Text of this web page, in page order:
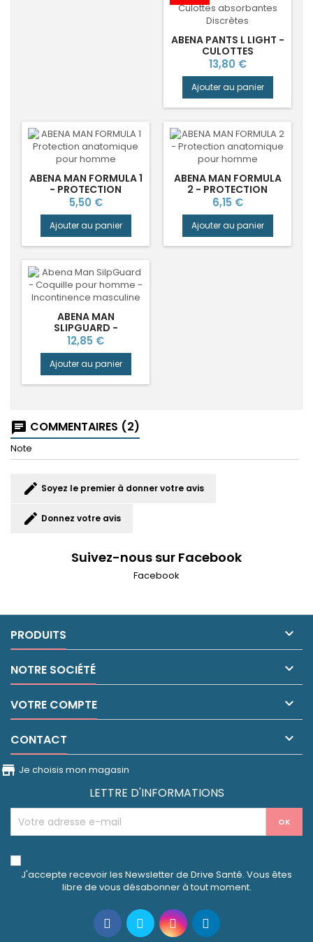
ABENA PANTS L LIGHT -
CULOTTES
ABSORBANTES JOUR
Prix
13,80 €
Ajouter au panier
ABENA MAN FORMULA 1
- PROTECTION
ANATOMIQUE POUR
HOMME
Prix
5,50 €
Ajouter au panier
ABENA MAN FORMULA
2 - PROTECTION
ANATOMIQUE POUR
HOMME
Prix
6,15 €
Ajouter au panier
ABENA MAN
SLIPGUARD -
PROTECTION URINAIRE
DISCRÈTE POUR
HOMME (X20)
Prix
12,85 €
Ajouter au panier
chat COMMENTAIRES (2)
Note
edit Soyez le premier à donner votre avis
edit Donnez votre avis
Suivez-nous sur Facebook
Facebook
PRODUITS 
NOTRE SOCIÉTÉ 
VOTRE COMPTE 
CONTACT

store_front
Je choisis mon magasin
LETTRE D'INFORMATIONS
J'accepte recevoir les Newsletter de Drive Santé. Vous êtes
libre de vous désabonner à tout moment.